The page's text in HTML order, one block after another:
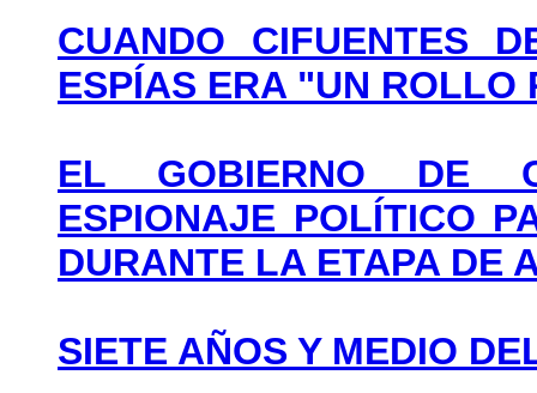
CUANDO CIFUENTES
ESPÍAS ERA "UN ROLLO
EL GOBIERNO DE
ESPIONAJE POLÍTICO
DURANTE LA ETAPA DE
SIETE AÑOS Y MEDIO